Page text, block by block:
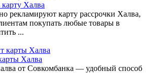
карту Халва
рекламируют карту рассрочки Халва,
покупать любые товары в
...
Халва
от Совкомбанка — удобный способ